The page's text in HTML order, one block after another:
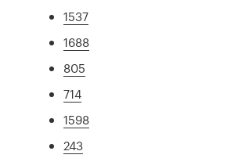
1537
1688
805
714
1598
243